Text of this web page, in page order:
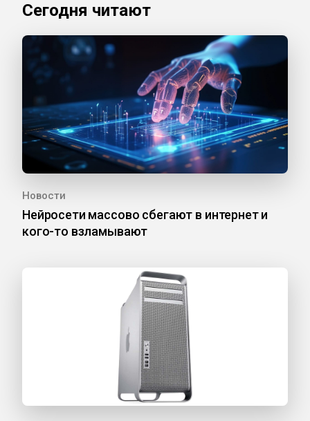
Сегодня читают
Новости
Нейросети массово сбегают в интернет и
кого-то взламывают